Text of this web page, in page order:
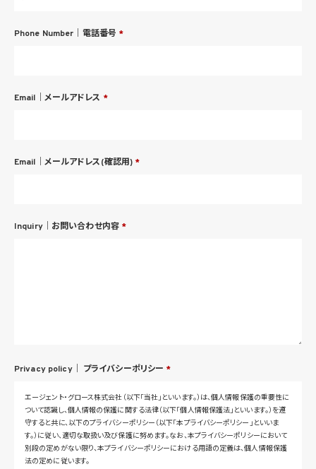
Phone Number｜電話番号 *
Email｜メールアドレス *
Email｜メールアドレス(確認用) *
Inquiry｜お問い合わせ内容 *
Privacy policy｜ プライバシーポリシー *
エージェント・グロース株式会社（以下「当社」といいます。）は、個人情報保護の重要性に
ついて認識し、個人情報の保護に関する法律（以下「個人情報保護法」といいます。）を遵
守すると共に、以下のプライバシーポリシー（以下「本プライバシーポリシー」といいま
す。）に従い、適切な取扱い及び保護に努めます。なお、本プライバシーポリシーにおいて
別段の定めがない限り、本プライバシーポリシーにおける用語の定義は、個人情報保護
法の定めに従います。